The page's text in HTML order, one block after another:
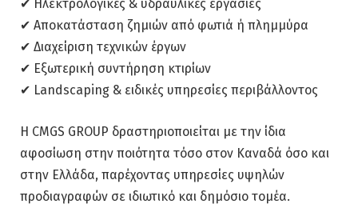
✔ Ηλεκτρολογικές & υδραυλικές εργασίες
✔ Αποκατάσταση ζημιών από φωτιά ή πλημμύρα
✔ Διαχείριση τεχνικών έργων
✔ Εξωτερική συντήρηση κτιρίων
✔ Landscaping & ειδικές υπηρεσίες περιβάλλοντος
Η CMGS GROUP δραστηριοποιείται με την ίδια
αφοσίωση στην ποιότητα τόσο στον Καναδά όσο και
στην Ελλάδα, παρέχοντας υπηρεσίες υψηλών
προδιαγραφών σε ιδιωτικό και δημόσιο τομέα.